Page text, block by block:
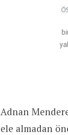
Adnan
ele almadan